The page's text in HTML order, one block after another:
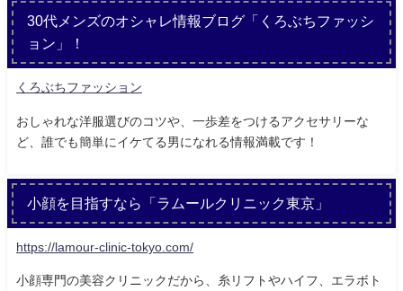
30代メンズのオシャレ情報ブログ「くろぶちファッシ
ョン」！
くろぶちファッション
おしゃれな洋服選びのコツや、一歩差をつけるアクセサリーな
ど、誰でも簡単にイケてる男になれる情報満載です！
小顔を目指すなら「ラムールクリニック東京」
https://lamour-clinic-tokyo.com/
小顔専門の美容クリニックだから、糸リフトやハイフ、エラボト